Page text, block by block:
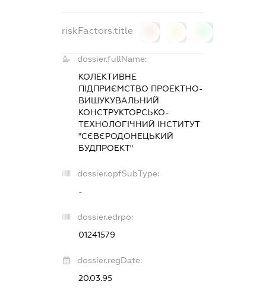
riskFactors.title
dossier.fullName:
КОЛЕКТИВНЕ
ПІДПРИЄМСТВО ПРОЕКТНО-
ВИШУКУВАЛЬНИЙ
КОНСТРУКТОРСЬКО-
ТЕХНОЛОГІЧНИЙ ІНСТИТУТ
"СЄВЄРОДОНЕЦЬКИЙ
БУДПРОЕКТ"
dossier.opfSubType:
-
dossier.edrpo:
01241579
dossier.regDate:
20.03.95